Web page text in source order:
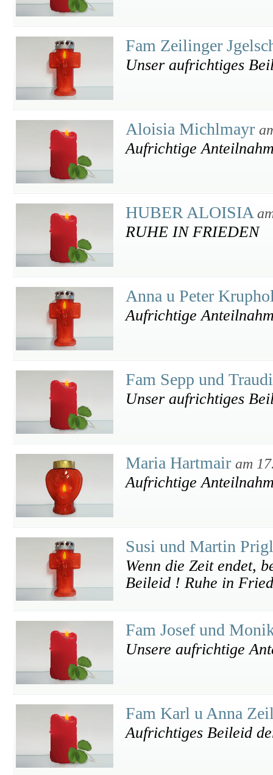
Fam Zeilinger
Unser aufrichtiges
Aloisia Michlmayr
Aufrichtige
HUBER ALOISIA
RUHE IN FRIEDEN
Anna u Peter
Aufrichtige
Fam Sepp und
Unser aufrichtiges
Maria Hartmair am
Aufrichtige
Susi und Martin
Wenn die Zeit endet,
Beileid ! Ruhe in
Fam Josef und
Unsere aufrichtige
Fam Karl u Anna
Aufrichtiges Beileid